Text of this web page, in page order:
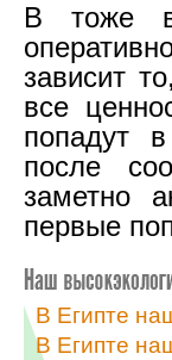
В тоже
зависит
все
попадут
после
заметно
первые
В Египте
В Египте